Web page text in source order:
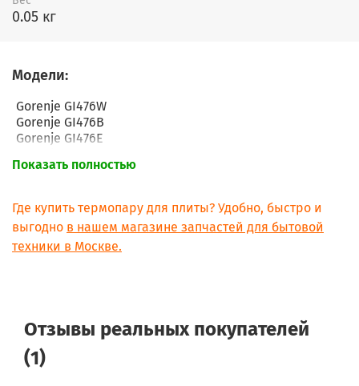
0.05 кг
Модели:
Gorenje GI476W
Gorenje GI476B
Gorenje GI476E
Gorenje GI4368B
Gorenje GI4305B
Gorenje GI4305E
Gorenje GI4305W
Gorenje GH606.2E
Gorenje GN4704W
Gorenje GN4702W
Gorenje GN4705E
Показать полностью
Где купить термопару для плиты? Удобно, быстро и
выгодно в нашем магазине запчастей для бытовой
техники в Москве.
Отзывы реальных покупателей
(1)